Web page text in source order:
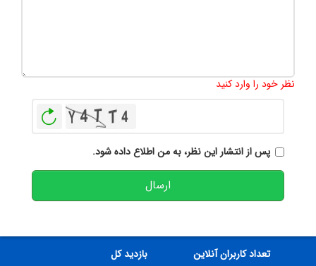
نظر خود را وارد کنید
پس از انتشار این نظر، به من اطلاع داده شود.
ارسال
تعداد کاربران آنلاین بازدید کل